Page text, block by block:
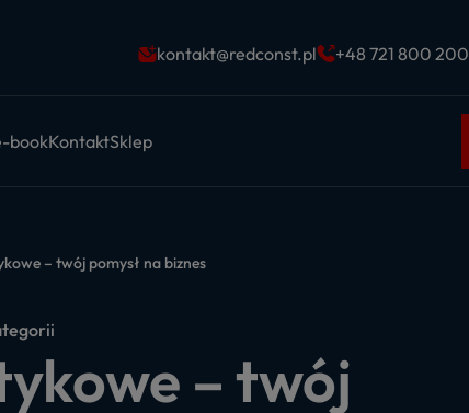
kontakt@redconst.pl +48 721 800 200
bookKontaktSklep
– twój pomysł na biznes
– twój